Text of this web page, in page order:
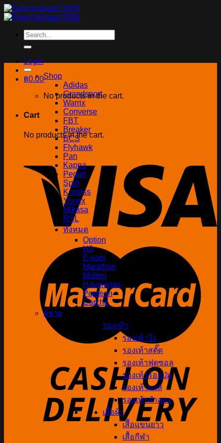
Skip
to
Search
for:
Login
฿0.00
No products in the cart.
Cart
No products in the cart.
Shop
Adidas
Grandsport
Warrix
Converse
FBT
Breaker
BCS
Flyhawk
Pan
Kappa
Pegan
Spin
K-swiss
Yonex
Mikasa
RSL
ทั้งหมด
Option
H3
E-vani
Marathon
Molten
Havaianas
Popteen
Carcha
ผู้ชาย
รองเท้า
รองเท้าวิ่ง
รองเท้าสตั๊ด
รองเท้าฟุตซอล
รองเท้าร้อยปุ่ม
รองเท้าบาส
รองเท้าลำลอง
เสื้อผ้า
เสื้อแขนยาว
เสื้อกีฬา